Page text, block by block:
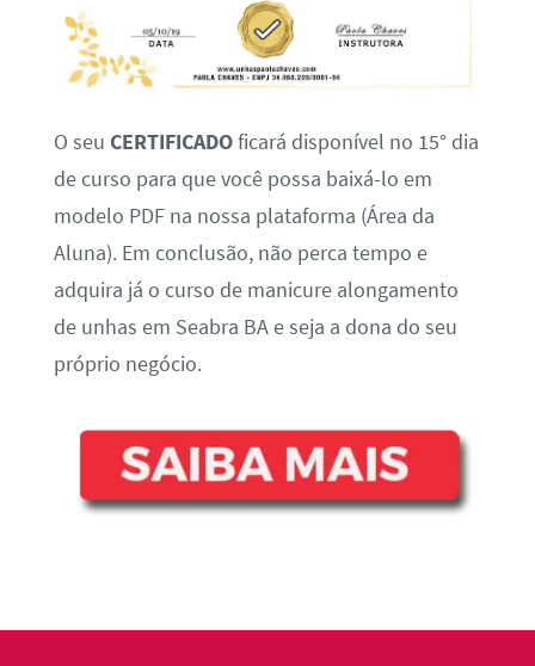
O seu CERTIFICADOficará disponível no 15° dia
de curso para que você possa baixá-lo em
modelo PDF na nossa plataforma (Área da
Aluna). Em conclusão, não perca tempo e
adquira já o curso de manicure alongamento
de unhas em Seabra BA e seja a dona do seu
próprio negócio.